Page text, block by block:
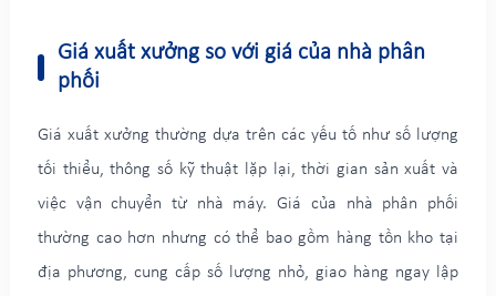
Giá xuất xưởng so với giá của nhà phân
phối
Giá xuất xưởng thường dựa trên các yếu tố như số lượng
tối thiểu, thông số kỹ thuật lặp lại, thời gian sản xuất và
việc vận chuyển từ nhà máy. Giá của nhà phân phối
thường cao hơn nhưng có thể bao gồm hàng tồn kho tại
địa phương, cung cấp số lượng nhỏ, giao hàng ngay lập